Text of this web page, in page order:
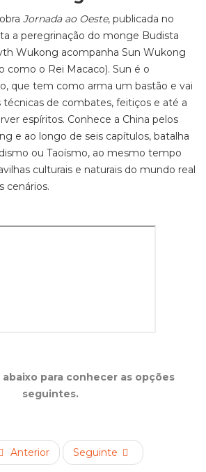
Jornada ao Oeste, publicada no
a peregrinação do monge Budista
Wukong acompanha Sun Wukong
como o Rei Macaco). Sun é o
que tem como arma um bastão e vai
de combates, feitiços e até a
espíritos. Conhece a China pelos
e ao longo de seis capítulos, batalha
ou Taoísmo, ao mesmo tempo
culturais e naturais do mundo real
cenários.
abaixo para conhecer as opções
seguintes.
Anterior Seguinte